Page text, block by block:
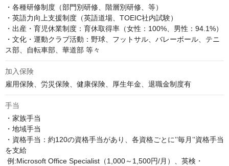
・各種研修制度（部門別研修、階層別研修、等）
・英語力向上支援制度（英語道場、TOEIC社内試験）
・出産・育児休業制度：育休取得率（女性：100%、男性：94.1%）
・文化・運動クラブ活動：野球、フットサル、バレーボール、テニ
ス部、自転車部、華道部 等々
加入保険
雇用保険、労災保険、健康保険、厚生年金、退職金制度有
手当
・家族手当
・地域手当
・資格手当：約120の資格手当があり、各資格ごとに’’毎月’’資格手当
を支給